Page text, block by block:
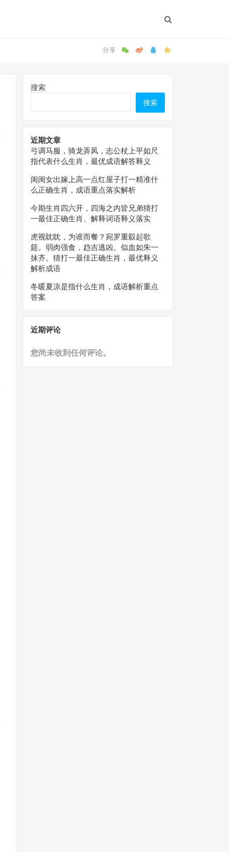
搜索
搜索
近期文章
弓调马服，骑龙弄凤，志公杖上平如尺
指代表什么生肖，最优成语解答释义
闺闺女出嫁上高一点红屋子打一精准什
么正确生肖，成语重点落实解析
今期生肖四六开，四海之内皆兄弟猜打
一最佳正确生肖、解释词语释义落实
虎视眈眈，为谁而餐？宛罗重縠起歌
筵。弱肉强食，趋吉逃凶。似血如朱一
抹齐。猜打一最佳正确生肖，最优释义
解析成语
冬暖夏凉是指什么生肖，成语解析重点
答案
近期评论
您尚未收到任何评论。